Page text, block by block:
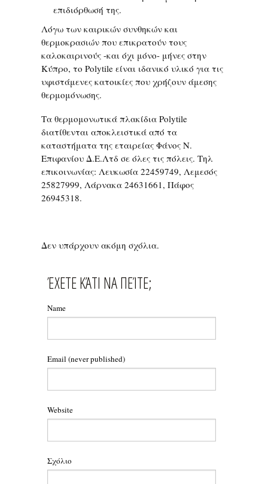
επιδιόρθωσή της.
Λόγω των καιρικών συνθηκών και
θερμοκρασιών που επικρατούν τους
καλοκαιρινούς -και όχι μόνο- μήνες στην
Κύπρο, το Polytile είναι ιδανικό υλικό για τις
υφιστάμενες κατοικίες που χρήζουν άμεσης
θερμομόνωσης.
Τα θερμομονωτικά πλακίδια Polytile
διατίθενται αποκλειστικά από τα
καταστήματα της εταιρείας Φάνος Ν.
Επιφανίου Δ.Ε.Λτδ σε όλες τις πόλεις. Τηλ
επικοινωνίας: Λευκωσία 22459749, Λεμεσός
25827999, Λάρνακα 24631661, Πάφος
26945318.
Δεν υπάρχουν ακόμη σχόλια.
ΈΧΕΤΕ ΚΆΤΙ ΝΑ ΠΕΊΤΕ;
Name
Email (never published)
Website
Σχόλιο